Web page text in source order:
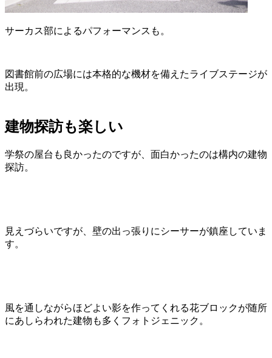
サーカス部によるパフォーマンスも。
図書館前の広場には本格的な機材を備えたライブステージが
出現。
建物探訪も楽しい
学祭の屋台も良かったのですが、面白かったのは構内の建物
探訪。
見えづらいですが、壁の出っ張りにシーサーが鎮座していま
す。
風を通しながらほどよい影を作ってくれる花ブロックが随所
にあしらわれた建物も多くフォトジェニック。